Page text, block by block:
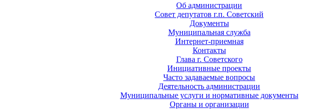
Об администрации
Совет депутатов г.п. Советский
Документы
Муниципальная служба
Интернет-приемная
Контакты
Глава г. Советского
Инициативные проекты
Часто задаваемые вопросы
Деятельность администрации
Муниципальные услуги и нормативные документы
Органы и организации